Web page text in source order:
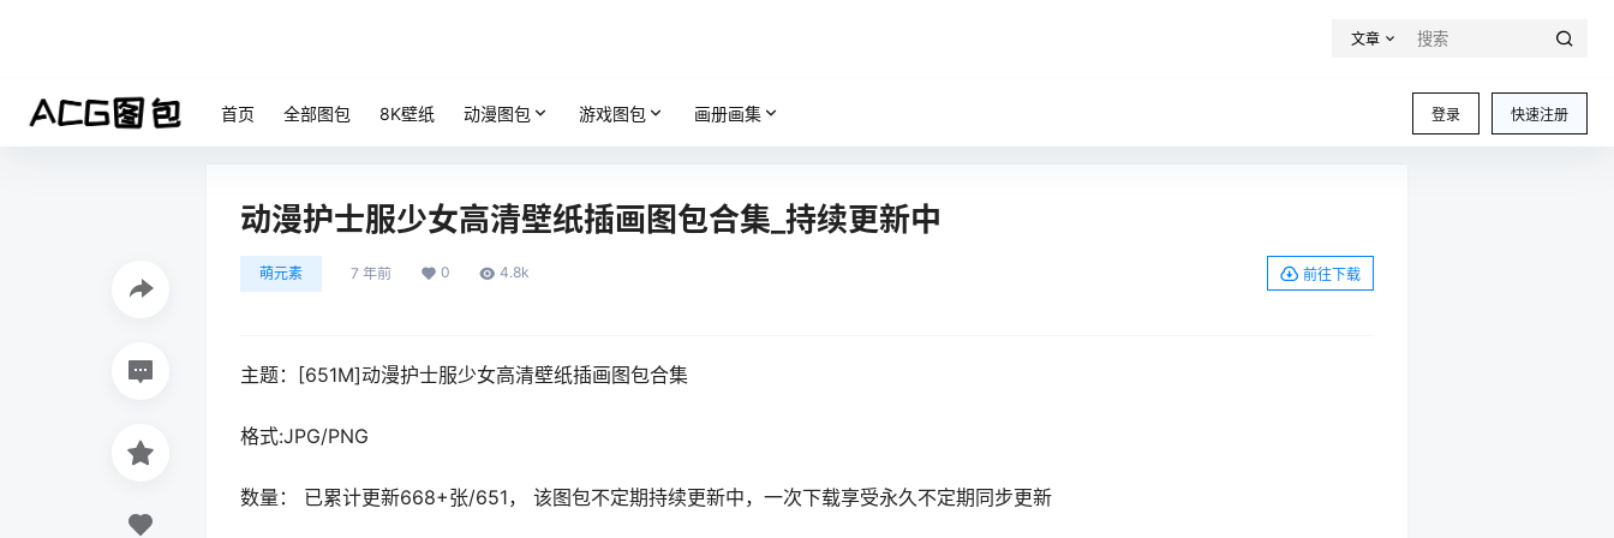
文章
登录 快速注册
首页 全部图包 8K壁纸 动漫图包 游戏图包 画册画集
动漫护士服少女高清壁纸插画图包合集_持续更新中
萌元素 7 年前 0 4.8k 前往下载
主题：[651M]动漫护士服少女高清壁纸插画图包合集
格式:JPG/PNG
数量： 已累计更新668+张/651， 该图包不定期持续更新中，一次下载享受永久不定期同步更新